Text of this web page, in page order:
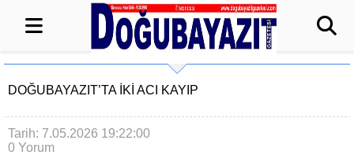
DOĞUBAYAZIT’TA İKİ ACI KAYIP
Tarih: 7.05.2026 19:22:00
0 Yorum